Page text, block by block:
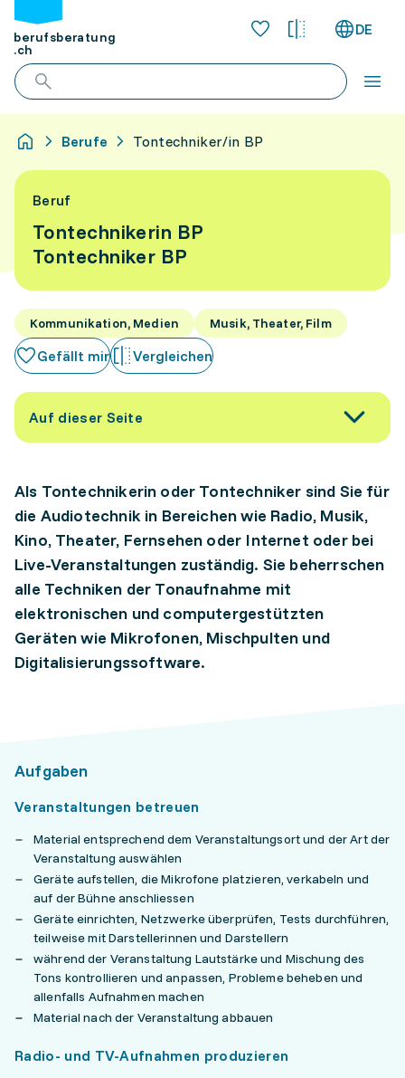
berufsberatung
.ch
DE
Berufe Tontechniker/in BP
Beruf
Tontechnikerin BP
Tontechniker BP
Kommunikation, Medien Musik, Theater, Film
Gefällt mir Vergleichen
Auf dieser Seite
Als Tontechnikerin oder Tontechniker sind Sie für
die Audiotechnik in Bereichen wie Radio, Musik,
Kino, Theater, Fernsehen oder Internet oder bei
Live-Veranstaltungen zuständig. Sie beherrschen
alle Techniken der Tonaufnahme mit
elektronischen und computergestützten
Geräten wie Mikrofonen, Mischpulten und
Digitalisierungssoftware.
Aufgaben
Veranstaltungen betreuen
Material entsprechend dem Veranstaltungsort und der Art der
Veranstaltung auswählen
Geräte aufstellen, die Mikrofone platzieren, verkabeln und
auf der Bühne anschliessen
Geräte einrichten, Netzwerke überprüfen, Tests durchführen,
teilweise mit Darstellerinnen und Darstellern
während der Veranstaltung Lautstärke und Mischung des
Tons kontrollieren und anpassen, Probleme beheben und
allenfalls Aufnahmen machen
Material nach der Veranstaltung abbauen
Radio- und TV-Aufnahmen produzieren